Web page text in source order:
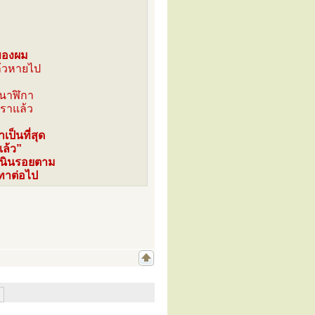
งผม
หายไป
าฬิกา
าแล้ว
เป็นที่สุด
ว”
นรอยตาม
ต่อไป